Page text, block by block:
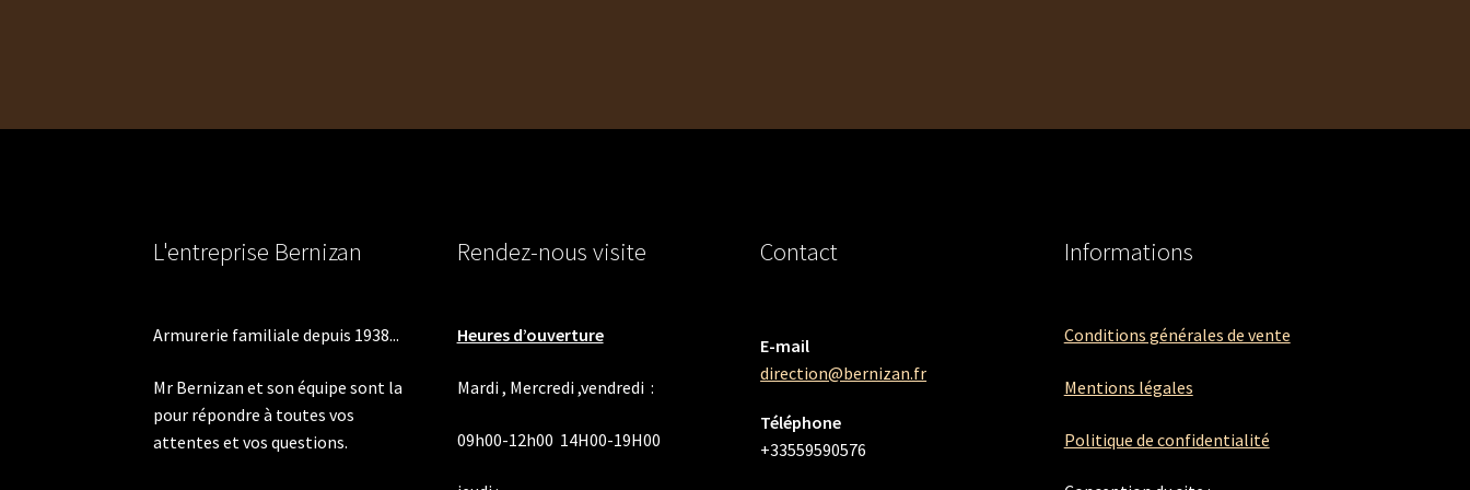
choisies
produit
être
du
L'entreprise Bernizan
Armurerie familiale depuis 1938...
Mr Bernizan et son équipe sont la
pour répondre à toutes vos
attentes et vos questions.
Rendez-nous visite
Heures d’ouverture
Mardi , Mercredi ,vendredi :
09h00-12h00 14H00-19H00
Contact
E-mail
direction@bernizan.fr
Téléphone
+33559590576
Informations
Conditions générales de vente
Mentions légales
Politique de confidentialité